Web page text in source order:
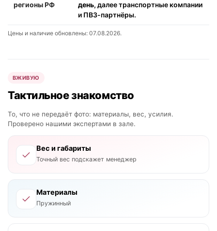
регионы РФ
день, далее транспортные компании
и ПВЗ-партнёры.
Цены и наличие обновлены: 07.08.2026.
ВЖИВУЮ
Тактильное знакомство
То, что не передаёт фото: материалы, вес, усилия.
Проверено нашими экспертами в зале.
Вес и габариты
Точный вес подскажет менеджер
Материалы
Пружинный